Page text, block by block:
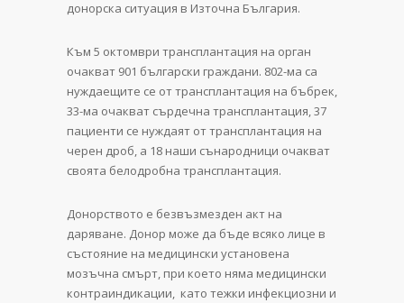
донорска ситуация в Източна България.
Към 5 октомври трансплантация на орган
очакват 901 български граждани. 802-ма са
нуждаещите се от трансплантация на бъбрек,
33-ма очакват сърдечна трансплантация, 37
пациенти се нуждаят от трансплантация на
черен дроб, а 18 наши сънародници очакват
своята белодробна трансплантация.
Донорството е безвъзмезден акт на
даряване. Донор може да бъде всяко лице в
състояние на медицински установена
мозъчна смърт, при което няма медицински
контраиндикации, като тежки инфекциозни и